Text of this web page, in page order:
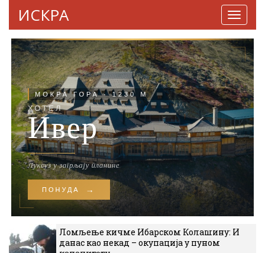
ИСКРА
Ломљење кичме Ибарском Колашину: И
данас као некад – окупација у пуном